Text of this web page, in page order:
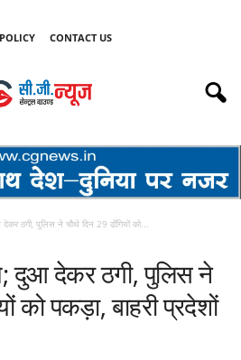
CONTACT US
ठगी, पुलिस ने चौथे दिन 29 ढोंंगियों को...
दुआ देकर ठगी, पुलिस ने
को पकड़ा, बाहरी प्रदेशों